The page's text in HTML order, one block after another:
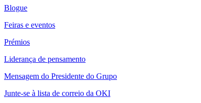
Blogue
Feiras e eventos
Prémios
Liderança de pensamento
Mensagem do Presidente do Grupo
Junte-se à lista de correio da OKI